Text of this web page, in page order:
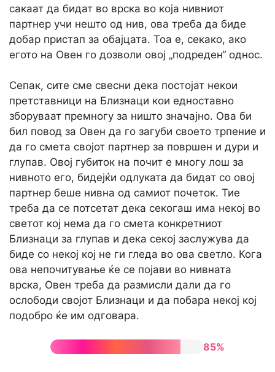
сакаат да бидат во врска во која нивниот
партнер учи нешто од нив, ова треба да биде
добар пристап за обајцата. Тоа е, секако, ако
егото на Овен го дозволи овој „подреден“ однос.
Сепак, сите сме свесни дека постојат некои
претставници на Близнаци кои едноставно
зборуваат премногу за ништо значајно. Ова би
бил повод за Овен да го загуби своето трпение и
да го смета својот партнер за површен и дури и
глупав. Овој губиток на почит е многу лош за
нивното его, бидејќи одлуката да бидат со овој
партнер беше нивна од самиот почеток. Тие
треба да се потсетат дека секогаш има некој во
светот кој нема да го смета конкретниот
Близнаци за глупав и дека секој заслужува да
биде со некој кој не ги гледа во ова светло. Кога
ова непочитување ќе се појави во нивната
врска, Овен треба да размисли дали да го
ослободи својот Близнаци и да побара некој кој
подобро ќе им одговара.
85%